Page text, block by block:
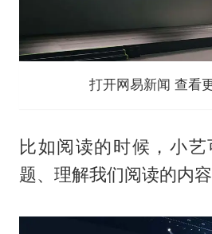
打开网易新闻 查看
比如阅读的时候，小
题、理解我们阅读的内容